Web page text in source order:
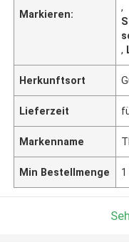
Markieren:
,
,
Herkunftsort
Lieferzeit
Markenname
Min Bestellmenge